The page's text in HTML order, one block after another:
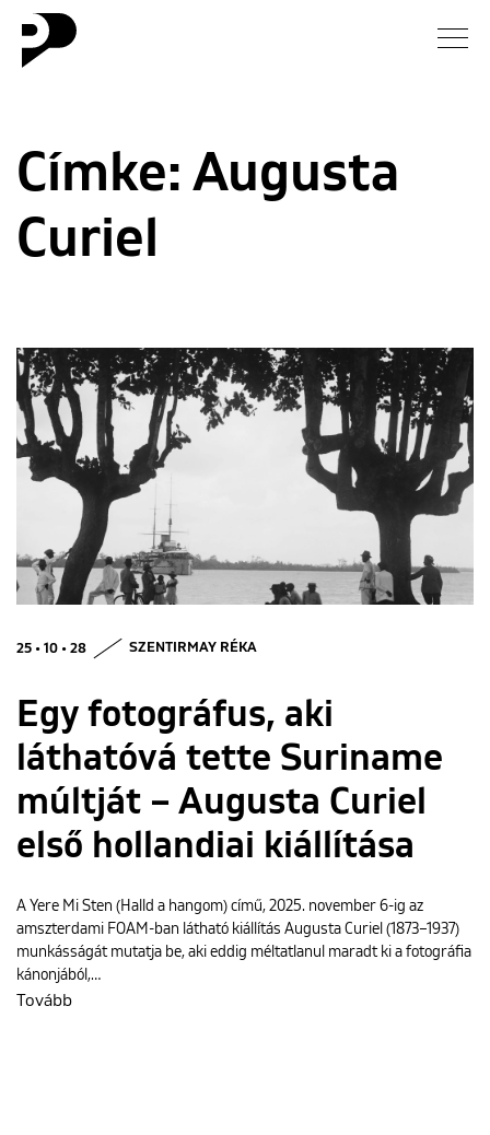
Galéria
Rólunk
ENGLISH
Címke: Augusta
Curiel
25 • 10 • 28 SZENTIRMAY RÉKA
Egy fotográfus, aki
láthatóvá tette Suriname
múltját – Augusta Curiel
első hollandiai kiállítása
A Yere Mi Sten (Halld a hangom) című, 2025. november 6-ig az
amszterdami FOAM-ban látható kiállítás Augusta Curiel (1873–1937)
munkásságát mutatja be, aki eddig méltatlanul maradt ki a fotográfia
kánonjából,…
Tovább